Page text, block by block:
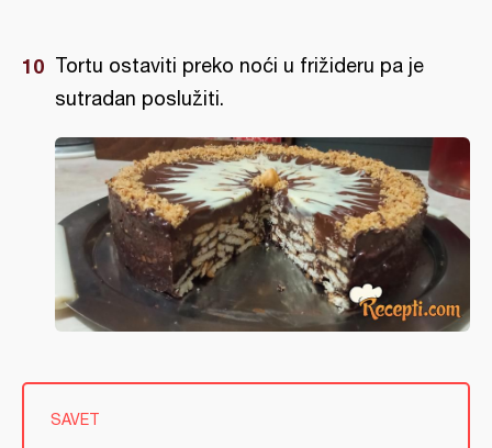
Tortu ostaviti preko noći u frižideru pa je
sutradan poslužiti.
SAVET